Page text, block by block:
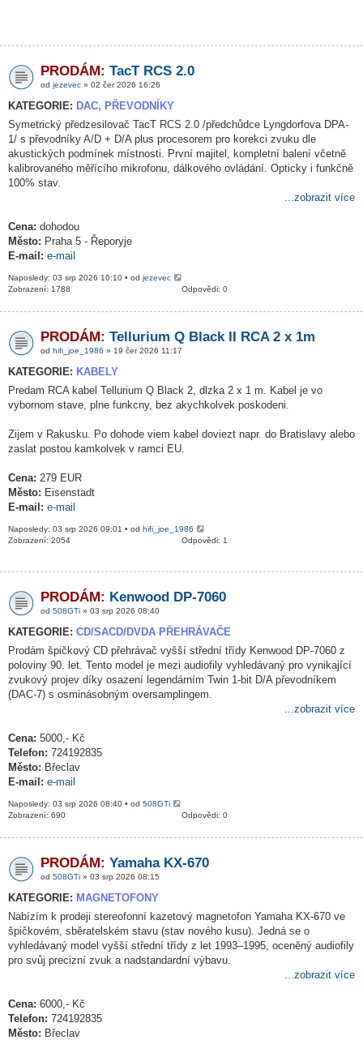
PRODÁM: TacT RCS 2.0
od jezevec » 02 čer 2026 16:26
KATEGORIE: DAC, PŘEVODNÍKY
Symetrický předzesilovač TacT RCS 2.0 /předchůdce Lyngdorfova DPA-
1/ s převodníky A/D + D/A plus procesorem pro korekci zvuku dle
akustických podmínek místnosti. První majitel, kompletní balení včetně
kalibrovaného měřícího mikrofonu, dálkového ovládání. Opticky i funkčně
100% stav.
...zobrazit více
Cena: dohodou
Město: Praha 5 - Řeporyje
E-mail: e-mail
Naposledy: 03 srp 2026 10:10 • od jezevec
Odpovědi: 0
Zobrazení: 1788
PRODÁM: Tellurium Q Black II RCA 2 x 1m
od hifi_joe_1986 » 19 čer 2026 11:17
KATEGORIE: KABELY
Predam RCA kabel Tellurium Q Black 2, dlzka 2 x 1 m. Kabel je vo
vybornom stave, plne funkcny, bez akychkolvek poskodeni.
Zijem v Rakusku. Po dohode viem kabel doviezt napr. do Bratislavy alebo
zaslat postou kamkolvek v ramci EU.
Cena: 279 EUR
Město: Eisenstadt
E-mail: e-mail
Naposledy: 03 srp 2026 09:01 • od hifi_joe_1986
Odpovědi: 1
Zobrazení: 2054
PRODÁM: Kenwood DP-7060
od 508GTi » 03 srp 2026 08:40
KATEGORIE: CD/SACD/DVDA PŘEHRÁVAČE
Prodám špičkový CD přehrávač vyšší střední třídy Kenwood DP-7060 z
poloviny 90. let. Tento model je mezi audiofily vyhledávaný pro vynikající
zvukový projev díky osazení legendárním Twin 1-bit D/A převodníkem
(DAC-7) s osminásobným oversamplingem.
...zobrazit více
Cena: 5000,- Kč
Telefon: 724192835
Město: Břeclav
E-mail: e-mail
Naposledy: 03 srp 2026 08:40 • od 508GTi
Odpovědi: 0
Zobrazení: 690
PRODÁM: Yamaha KX-670
od 508GTi » 03 srp 2026 08:15
KATEGORIE: MAGNETOFONY
Nabízím k prodeji stereofonní kazetový magnetofon Yamaha KX-670 ve
špičkovém, sběratelském stavu (stav nového kusu). Jedná se o
vyhledávaný model vyšší střední třídy z let 1993–1995, oceněný audiofily
pro svůj precizní zvuk a nadstandardní výbavu.
...zobrazit více
Cena: 6000,- Kč
Telefon: 724192835
Město: Břeclav